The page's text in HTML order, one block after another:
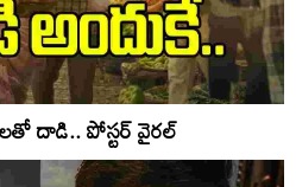
దాడి.. పోస్టర్ వైరల్